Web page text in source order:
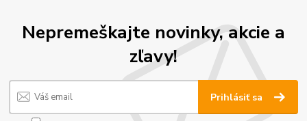
Nepremeškajte novinky, akcie a
zľavy!
Prihlásiť sa